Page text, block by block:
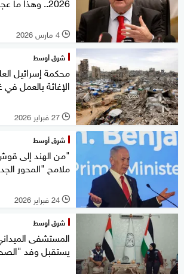
l 4 مارس 2026
شرق أوسط
محكمة إسرائيل
الإغاثة بالعمل في
l 27 فبراير 2026
شرق أوسط
"من الهند إلى
ملامح "المحور
l 24 فبراير 2026
شرق أوسط
المستشفى
يستقبل وفد